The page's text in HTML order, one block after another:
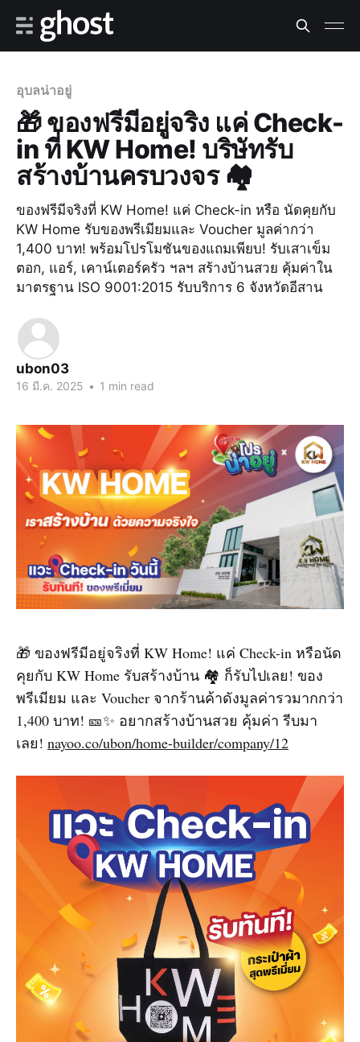
อุบลน่าอยู่
🎁 ของฟรีมีอยู่จริง แค่ Check-
in ที่ KW Home! บริษัทรับ
สร้างบ้านครบวงจร 🏘️
ของฟรีมีจริงที่ KW Home! แค่ Check-in หรือ นัดคุยกับ
KW Home รับของพรีเมียมและ Voucher มูลค่ากว่า
1,400 บาท! พร้อมโปรโมชันของแถมเพียบ! รับเสาเข็ม
ตอก, แอร์, เคาน์เตอร์ครัว ฯลฯ สร้างบ้านสวย คุ้มค่าใน
มาตรฐาน ISO 9001:2015 รับบริการ 6 จังหวัดอีสาน
ubon03
16 มี.ค. 2025 • 1 min read
🎁 ของฟรีมีอยู่จริงที่ KW Home! แค่ Check-in หรือนัด
คุยกับ KW Home รับสร้างบ้าน 🏘️ ก็รับไปเลย! ของ
พรีเมียม และ Voucher จากร้านค้าดังมูลค่ารวมากกว่า
1,400 บาท! 🎫✨ อยากสร้างบ้านสวย คุ้มค่า รีบมา
เลย! nayoo.co/ubon/home-builder/company/12